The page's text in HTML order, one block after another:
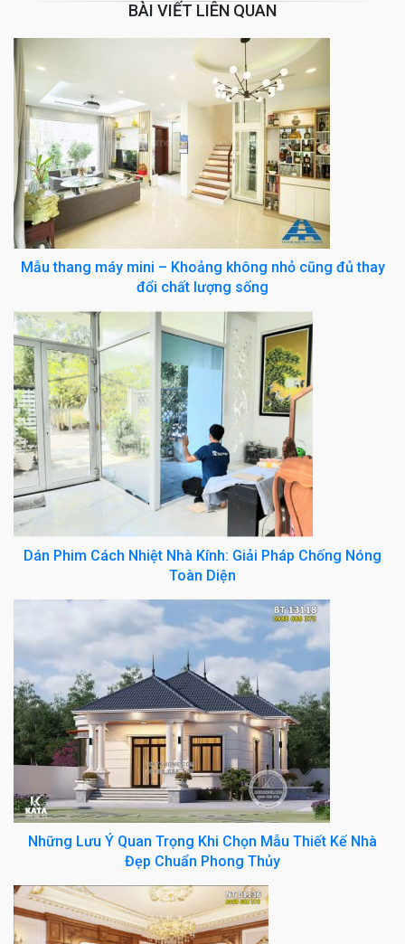
BÀI VIẾT LIÊN QUAN
Mẫu thang máy mini – Khoảng không nhỏ cũng đủ thay
đổi chất lượng sống
Dán Phim Cách Nhiệt Nhà Kính: Giải Pháp Chống Nóng
Toàn Diện
Những Lưu Ý Quan Trọng Khi Chọn Mẫu Thiết Kế Nhà
Đẹp Chuẩn Phong Thủy